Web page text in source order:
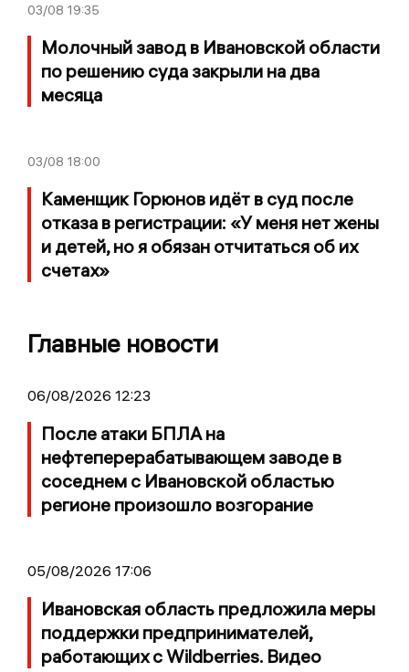
03/08 19:35
Молочный завод в Ивановской области
по решению суда закрыли на два
месяца
03/08 18:00
Каменщик Горюнов идёт в суд после
отказа в регистрации: «У меня нет жены
и детей, но я обязан отчитаться об их
счетах»
Главные новости
06/08/2026 12:23
После атаки БПЛА на
нефтеперерабатывающем заводе в
соседнем с Ивановской областью
регионе произошло возгорание
05/08/2026 17:06
Ивановская область предложила меры
поддержки предпринимателей,
работающих с Wildberries. Видео